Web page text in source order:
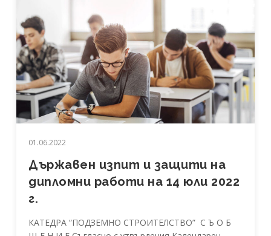
01.06.2022
Държавен изпит и защити на
дипломни работи на 14 юли 2022
г.
КАТЕДРА “ПОДЗЕМНО СТРОИТЕЛСТВО” С Ъ О Б